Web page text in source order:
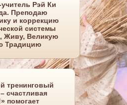
тренинговый
счастливая
помогает
Рэй Ки
Преподаю
и коррекцию
системы
Живу, Великую
Традицию